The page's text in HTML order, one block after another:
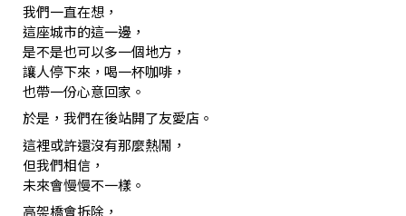
我們一直在想，
這座城市的這一邊，
是不是也可以多一個地方，
讓人停下來，喝一杯咖啡，
也帶一份心意回家。
於是，我們在後站開了友愛店。
這裡或許還沒有那麼熱鬧，
但我們相信，
未來會慢慢不一樣。
高架橋會拆除，